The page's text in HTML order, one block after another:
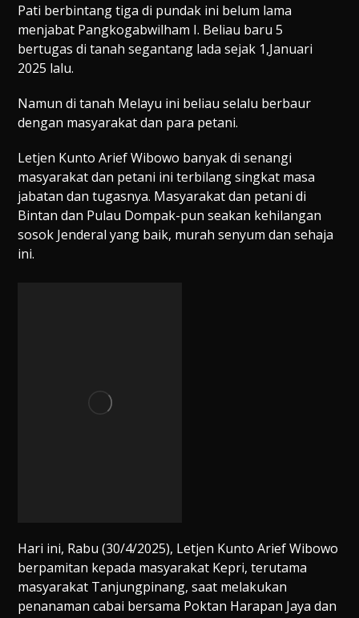
Pati berbintang tiga di pundak ini belum lama
menjabat Pangkogabwilham I. Beliau baru 5
bertugas di tanah segantang lada sejak 1,Januari
2025 lalu.
Namun di tanah Melayu ini beliau selalu berbaur
dengan masyarakat dan para petani.
Letjen Kunto Arief Wibowo banyak di senangi
masyarakat dan petani ini terbilang singkat masa
jabatan dan tugasnya. Masyarakat dan petani di
Bintan dan Pulau Dompak-pun seakan kehilangan
sosok Jenderal yang baik, murah senyum dan sehaja
ini.
Hari ini, Rabu (30/4/2025), Letjen Kunto Arief Wibowo
berpamitan kepada masyarakat Kepri, terutama
masyarakat Tanjungpinang, saat melakukan
penanaman cabai bersama Poktan Harapan Jaya dan